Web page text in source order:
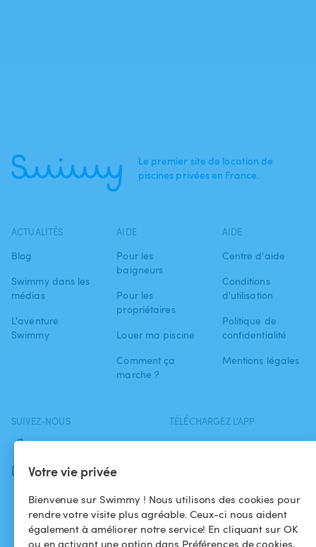
Votre vie privée
Bienvenue sur Swimmy ! Nous utilisons des cookies pour
rendre votre visite plus agréable. Ceux-ci nous aident
également à améliorer notre service! En cliquant sur OK
ou en activant une option dans Préférences de cookies,
Le premier site de location de
piscines privées en France.
ACTUALITÉS
Blog
Swimmy dans les
médias
L'aventure
Swimmy
AIDE
Pour les
baigneurs
Pour les
propriétaires
Louer ma piscine
Comment ça
marche ?
AIDE
Centre d'aide
Conditions
d'utilisation
Politique de
confidentialité
Mentions légales
SUIVEZ-NOUS
Facebook
Instagram
TÉLÉCHARGEZ L'APP